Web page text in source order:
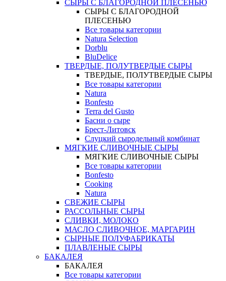
СЫРЫ С БЛАГОРОДНОЙ ПЛЕСЕНЬЮ
СЫРЫ С БЛАГОРОДНОЙ
ПЛЕСЕНЬЮ
Все товары категории
Natura Selection
Dorblu
BluDelice
ТВЕРДЫЕ, ПОЛУТВЕРДЫЕ СЫРЫ
ТВЕРДЫЕ, ПОЛУТВЕРДЫЕ СЫРЫ
Все товары категории
Natura
Bonfesto
Terra del Gusto
Басни о сыре
Брест-Литовск
Слуцкий сыродельный комбинат
МЯГКИЕ СЛИВОЧНЫЕ СЫРЫ
МЯГКИЕ СЛИВОЧНЫЕ СЫРЫ
Все товары категории
Bonfesto
Cooking
Natura
СВЕЖИЕ СЫРЫ
РАССОЛЬНЫЕ СЫРЫ
СЛИВКИ, МОЛОКО
МАСЛО СЛИВОЧНОЕ, МАРГАРИН
СЫРНЫЕ ПОЛУФАБРИКАТЫ
ПЛАВЛЕНЫЕ СЫРЫ
БАКАЛЕЯ
БАКАЛЕЯ
Все товары категории